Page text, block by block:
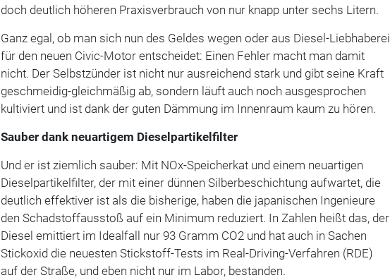
doch deutlich höheren Praxisverbrauch von nur knapp unter sechs Litern.
Ganz egal, ob man sich nun des Geldes wegen oder aus Diesel-Liebhaberei
für den neuen Civic-Motor entscheidet: Einen Fehler macht man damit
nicht. Der Selbstzünder ist nicht nur ausreichend stark und gibt seine Kraft
geschmeidig-gleichmäßig ab, sondern läuft auch noch ausgesprochen
kultiviert und ist dank der guten Dämmung im Innenraum kaum zu hören.
Sauber dank neuartigem Dieselpartikelfilter
Und er ist ziemlich sauber: Mit NOx-Speicherkat und einem neuartigen
Dieselpartikelfilter, der mit einer dünnen Silberbeschichtung aufwartet, die
deutlich effektiver ist als die bisherige, haben die japanischen Ingenieure
den Schadstoffausstoß auf ein Minimum reduziert. In Zahlen heißt das, der
Diesel emittiert im Idealfall nur 93 Gramm CO2 und hat auch in Sachen
Stickoxid die neuesten Stickstoff-Tests im Real-Driving-Verfahren (RDE)
auf der Straße, und eben nicht nur im Labor, bestanden.